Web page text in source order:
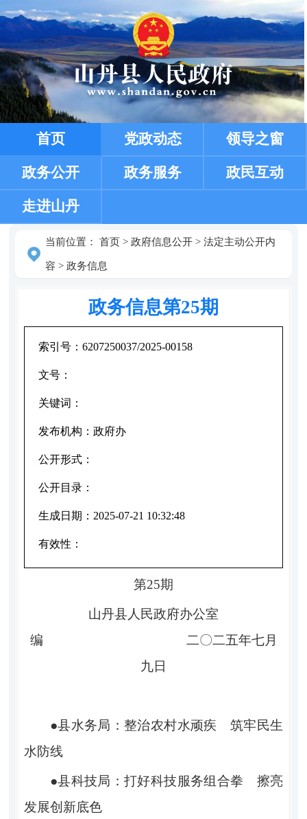
首页 党政动态 领导之窗
政务公开 政务服务 政民互动
走进山丹
当前位置： 首页> 政府信息公开> 法定主动公开内
容 > 政务信息
政务信息第25期
索引号： 6207250037/2025-00158
文号：
关键词：
发布机构： 政府办
公开形式：
公开目录：
生成日期： 2025-07-21 10:32:48
有效性：
第25期
山丹县人民政府办公室
编 二〇二五年七月
九日
●县水务局：整治农村水顽疾 筑牢民生
水防线
●县科技局：打好科技服务组合拳 擦亮
发展创新底色